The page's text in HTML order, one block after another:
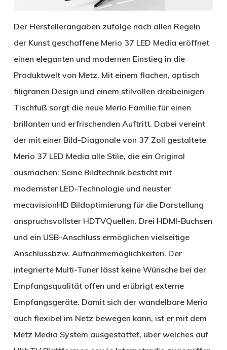
Der Herstellerangaben zufolge nach allen Regeln
der Kunst geschaffene Merio 37 LED Media eröffnet
einen eleganten und modernen Einstieg in die
Produktwelt von Metz. Mit einem flachen, optisch
filigranen Design und einem stilvollen dreibeinigen
Tischfuß sorgt die neue Merio Familie für einen
brillanten und erfrischenden Auftritt. Dabei vereint
der mit einer Bild-Diagonale von 37 Zoll gestaltete
Merio 37 LED Media alle Stile, die ein Original
ausmachen: Seine Bildtechnik besticht mit
modernster LED-Technologie und neuster
mecavisionHD Bildoptimierung für die Darstellung
anspruchsvollster HDTVQuellen. Drei HDMI-Buchsen
und ein USB-Anschluss ermöglichen vielseitige
Anschlussbzw. Aufnahmemöglichkeiten. Der
integrierte Multi-Tuner lässt keine Wünsche bei der
Empfangsqualität offen und erübrigt externe
Empfangsgeräte. Damit sich der wandelbare Merio
auch flexibel im Netz bewegen kann, ist er mit dem
Metz Media System ausgestattet, über welches auf